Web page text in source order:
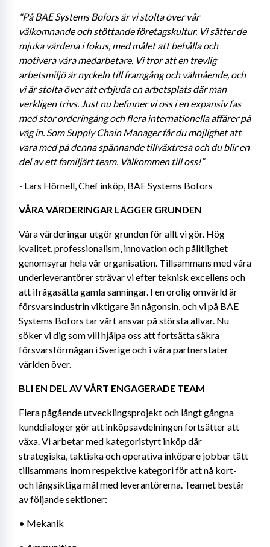
"På BAE Systems Bofors är vi stolta över vår
välkomnande och stöttande företagskultur. Vi sätter de
mjuka värdena i fokus, med målet att behålla och
motivera våra medarbetare. Vi tror att en trevlig
arbetsmiljö är nyckeln till framgång och välmående, och
vi är stolta över att erbjuda en arbetsplats där man
verkligen trivs. Just nu befinner vi oss i en expansiv fas
med stor orderingång och flera internationella affärer på
väg in. Som Supply Chain Manager får du möjlighet att
vara med på denna spännande tillväxtresa och du blir en
del av ett familjärt team. Välkommen till oss!”
- Lars Hörnell, Chef inköp, BAE Systems Bofors
VÅRA VÄRDERINGAR LÄGGER GRUNDEN
Våra värderingar utgör grunden för allt vi gör. Hög
kvalitet, professionalism, innovation och pålitlighet
genomsyrar hela vår organisation. Tillsammans med våra
underleverantörer strävar vi efter teknisk excellens och
att ifrågasätta gamla sanningar. I en orolig omvärld är
försvarsindustrin viktigare än någonsin, och vi på BAE
Systems Bofors tar vårt ansvar på största allvar. Nu
söker vi dig som vill hjälpa oss att fortsätta säkra
försvarsförmågan i Sverige och i våra partnerstater
världen över.
BLI EN DEL AV VÅRT ENGAGERADE TEAM
Flera pågående utvecklingsprojekt och långt gångna
kunddialoger gör att inköpsavdelningen fortsätter att
växa. Vi arbetar med kategoristyrt inköp där
strategiska, taktiska och operativa inköpare jobbar tätt
tillsammans inom respektive kategori för att nå kort-
och långsiktiga mål med leverantörerna. Teamet består
av följande sektioner:
• Mekanik